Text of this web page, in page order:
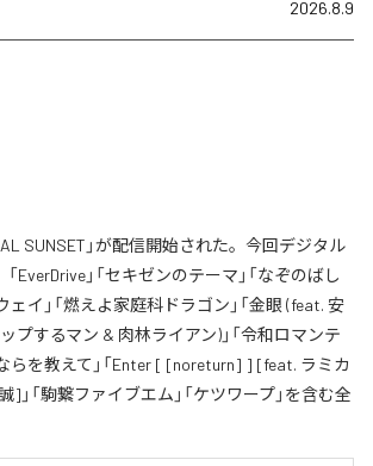
2026.8.9
SUNSET」が配信開始された。今回デジタル
EverDrive」「セキゼンのテーマ」「なぞのばし
ェイ」「燃えよ家庭科ドラゴン」「金眼 (feat. 安
プするマン & 肉林ライアン)」「令和ロマンテ
らを教えて」「Enter [ [noreturn] ] [feat. ラミカ
]」「駒繋ファイブエム」「ケツワープ」を含む全